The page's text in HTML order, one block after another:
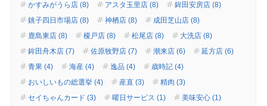
かすみがうら店 (8)
アスタ玉里店 (8)
鉾田安房店 (8)
銚子四日市場店 (8)
神栖店 (8)
成田芝山店 (8)
鹿島東店 (8)
榎戸店 (8) 松尾店 (8)
大洗店 (8)
鉾田舟木店 (7)
佐原牧野店 (7) 潮来店 (6)
延方店 (6)
青果 (4)
海産 (4) 逸品 (4)
歳時記 (4)
おいしいもの総選挙 (4)
産直 (3)
精肉 (3)
セイちゃんカード (3)
曜日サービス (1)
美味安心 (1)